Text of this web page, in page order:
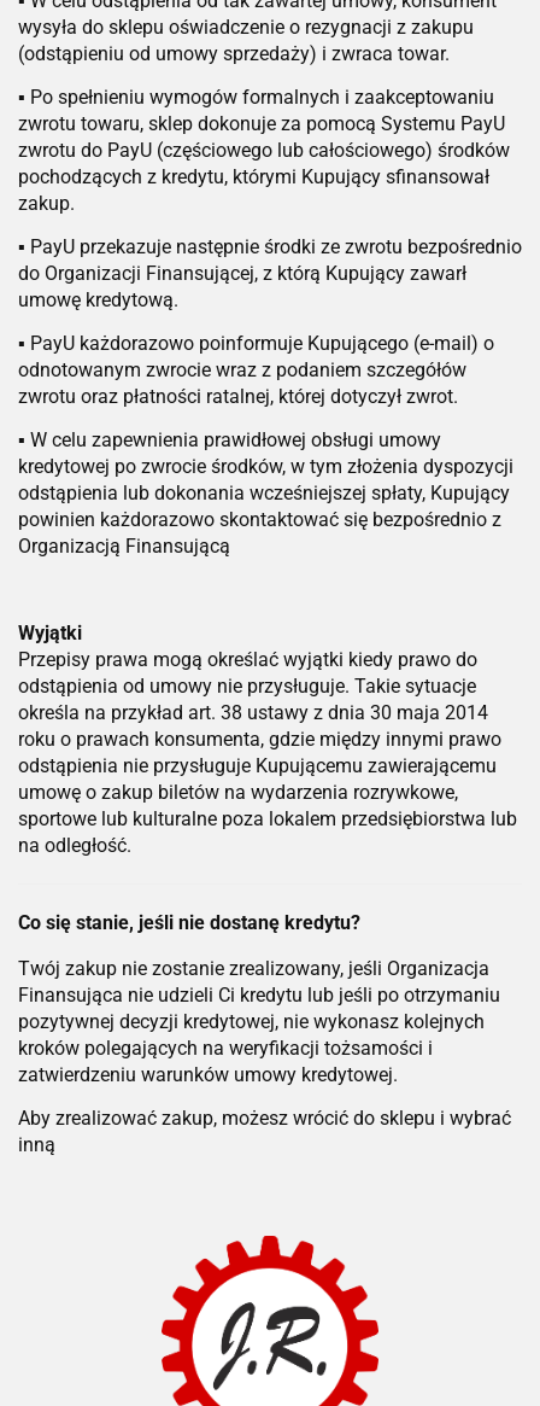
wysyła do sklepu oświadczenie o rezygnacji z zakupu
(odstąpieniu od umowy sprzedaży) i zwraca towar.
▪ Po spełnieniu wymogów formalnych i zaakceptowaniu
zwrotu towaru, sklep dokonuje za pomocą Systemu PayU
zwrotu do PayU (częściowego lub całościowego) środków
pochodzących z kredytu, którymi Kupujący sfinansował
zakup.
▪ PayU przekazuje następnie środki ze zwrotu bezpośrednio
do Organizacji Finansującej, z którą Kupujący zawarł
umowę kredytową.
▪ PayU każdorazowo poinformuje Kupującego (e-mail) o
odnotowanym zwrocie wraz z podaniem szczegółów
zwrotu oraz płatności ratalnej, której dotyczył zwrot.
▪ W celu zapewnienia prawidłowej obsługi umowy
kredytowej po zwrocie środków, w tym złożenia dyspozycji
odstąpienia lub dokonania wcześniejszej spłaty, Kupujący
powinien każdorazowo skontaktować się bezpośrednio z
Organizacją Finansującą
Wyjątki
Przepisy prawa mogą określać wyjątki kiedy prawo do
odstąpienia od umowy nie przysługuje. Takie sytuacje
określa na przykład art. 38 ustawy z dnia 30 maja 2014
roku o prawach konsumenta, gdzie między innymi prawo
odstąpienia nie przysługuje Kupującemu zawierającemu
umowę o zakup biletów na wydarzenia rozrywkowe,
sportowe lub kulturalne poza lokalem przedsiębiorstwa lub
na odległość.
Co się stanie, jeśli nie dostanę kredytu?
Twój zakup nie zostanie zrealizowany, jeśli Organizacja
Finansująca nie udzieli Ci kredytu lub jeśli po otrzymaniu
pozytywnej decyzji kredytowej, nie wykonasz kolejnych
kroków polegających na weryfikacji tożsamości i
zatwierdzeniu warunków umowy kredytowej.
Aby zrealizować zakup, możesz wrócić do sklepu i wybrać
inną